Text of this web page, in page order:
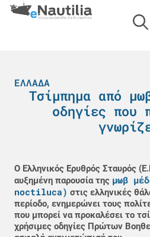
ΕΛΛΆΔΑ
Τσίμπημα από
οδηγίες που
Ο Ελληνικός Ερυθρός Σταυρός
αυξημένη παρουσία της μωβ
noctiluca) στις ελληνικές
περίοδο, ενημερώνει τους
που μπορεί να προκαλέσει το
χρήσιμες οδηγίες Πρώτων